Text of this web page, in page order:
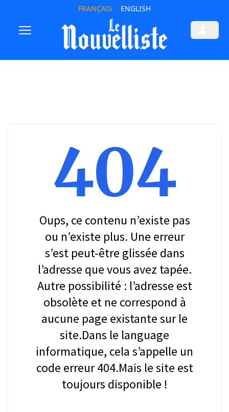
FRANÇAIS ENGLISH
404
Oups, ce contenu n’existe pas
ou n’existe plus. Une erreur
s’est peut-être glissée dans
l’adresse que vous avez tapée.
Autre possibilité : l’adresse est
obsolète et ne correspond à
aucune page existante sur le
site.Dans le language
informatique, cela s’appelle un
code erreur 404.Mais le site est
toujours disponible !